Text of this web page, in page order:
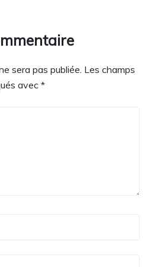
sera pas publiée. Les champs
avec *